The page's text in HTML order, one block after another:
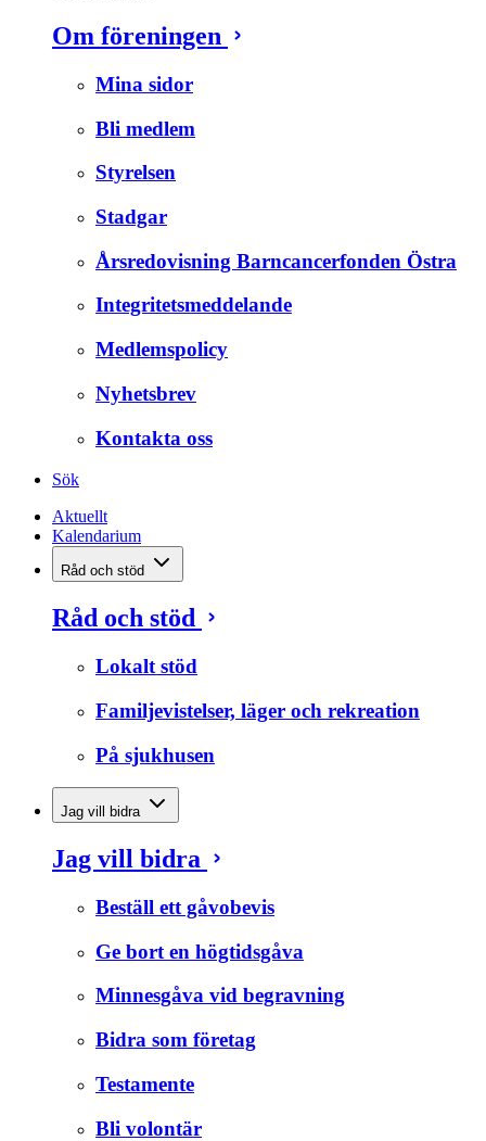
Om föreningen
Mina sidor
Bli medlem
Styrelsen
Stadgar
Årsredovisning Barncancerfonden Östra
Integritetsmeddelande
Medlemspolicy
Nyhetsbrev
Kontakta oss
Sök
Aktuellt
Kalendarium
Råd och stöd
Råd och stöd
Lokalt stöd
Familjevistelser, läger och rekreation
På sjukhusen
Jag vill bidra
Jag vill bidra
Beställ ett gåvobevis
Ge bort en högtidsgåva
Minnesgåva vid begravning
Bidra som företag
Testamente
Bli volontär